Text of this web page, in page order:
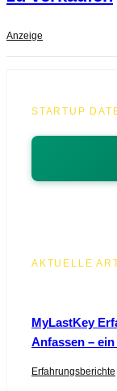
Anzeige
STARTUP
AKTUELLE
MyLastKey
Anfassen –
Erfahrungsberichte